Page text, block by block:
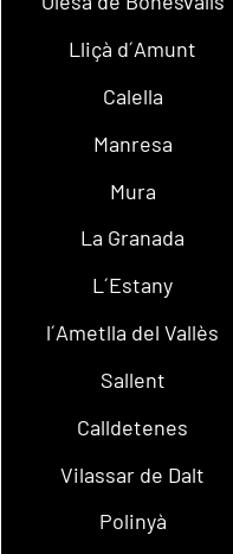
Lliçà d´Amunt
Calella
Manresa
Mura
La Granada
L´Estany
l´Ametlla del Vallès
Sallent
Calldetenes
Vilassar de Dalt
Polinyà